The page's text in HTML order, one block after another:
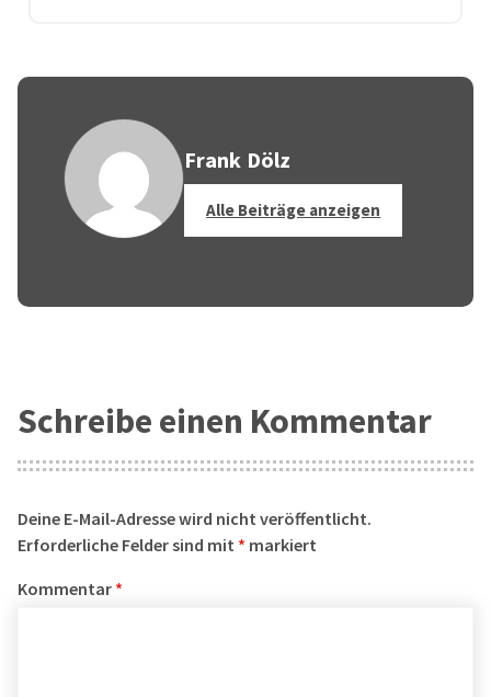
Frank Dölz
Alle Beiträge anzeigen
Schreibe einen Kommentar
Deine E-Mail-Adresse wird nicht veröffentlicht.
Erforderliche Felder sind mit * markiert
Kommentar *